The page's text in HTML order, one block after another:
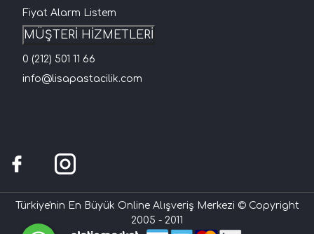
Fiyat Alarm Listem
MÜŞTERİ HİZMETLERİ
0 (212) 501 11 66
info@lisapastacilik.com
Türkiye'nin En Büyük Online Alışveriş Merkezi © Copyright
2005 - 2011